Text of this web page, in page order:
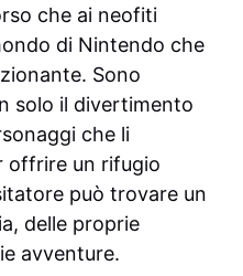
che ai neofiti
di Nintendo che
Sono
solo il divertimento
che li
offrire un rifugio
può trovare un
delle proprie
avventure.